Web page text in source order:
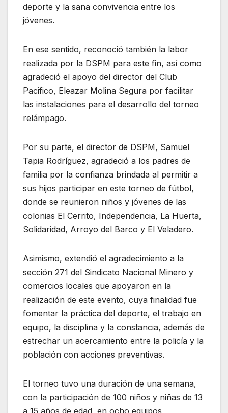
deporte y la sana convivencia entre los
jóvenes.
En ese sentido, reconoció también la labor
realizada por la DSPM para este fin, así como
agradeció el apoyo del director del Club
Pacifico, Eleazar Molina Segura por facilitar
las instalaciones para el desarrollo del torneo
relámpago.
Por su parte, el director de DSPM, Samuel
Tapia Rodríguez, agradeció a los padres de
familia por la confianza brindada al permitir a
sus hijos participar en este torneo de fútbol,
donde se reunieron niños y jóvenes de las
colonias El Cerrito, Independencia, La Huerta,
Solidaridad, Arroyo del Barco y El Veladero.
Asimismo, extendió el agradecimiento a la
sección 271 del Sindicato Nacional Minero y
comercios locales que apoyaron en la
realización de este evento, cuya finalidad fue
fomentar la práctica del deporte, el trabajo en
equipo, la disciplina y la constancia, además de
estrechar un acercamiento entre la policía y la
población con acciones preventivas.
El torneo tuvo una duración de una semana,
con la participación de 100 niños y niñas de 13